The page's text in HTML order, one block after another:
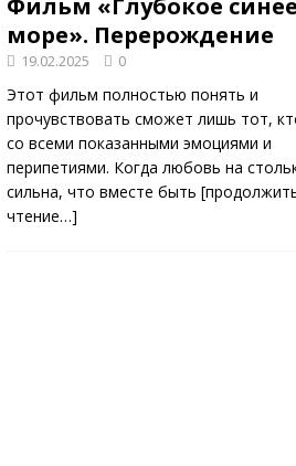
Фильм «Глубокое синее
море». Перерождение
19.02.2025 0
Этот фильм полностью понять и
прочувствовать сможет лишь тот,
со всеми показанными эмоциями и
перипетиями. Когда любовь на
сильна, что вместе быть
чтение…]